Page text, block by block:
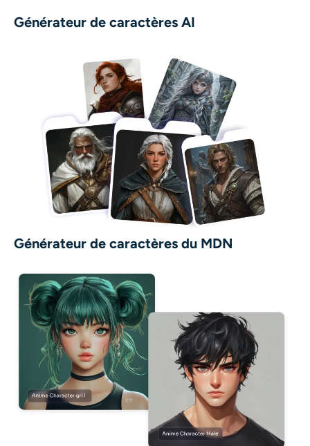
Générateur de caractères AI
Générateur de caractères du MDN